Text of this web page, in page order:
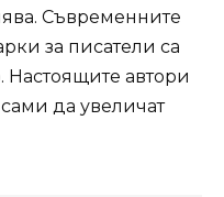
Съвременните
за писатели са
автори
да увеличат